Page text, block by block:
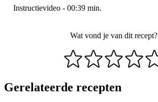
Instructievideo - 00:39 min.
Wat vond je van dit recept?
Gerelateerde recepten